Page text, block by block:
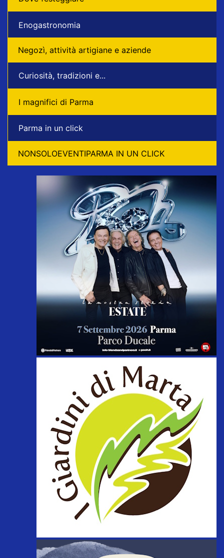
Enogastronomia
Negozì, attività artigiane e aziende
Curiosità, tradizioni e...
I magnifici di Parma
Parma in un click
NONSOLOEVENTIPARMA IN UN CLICK